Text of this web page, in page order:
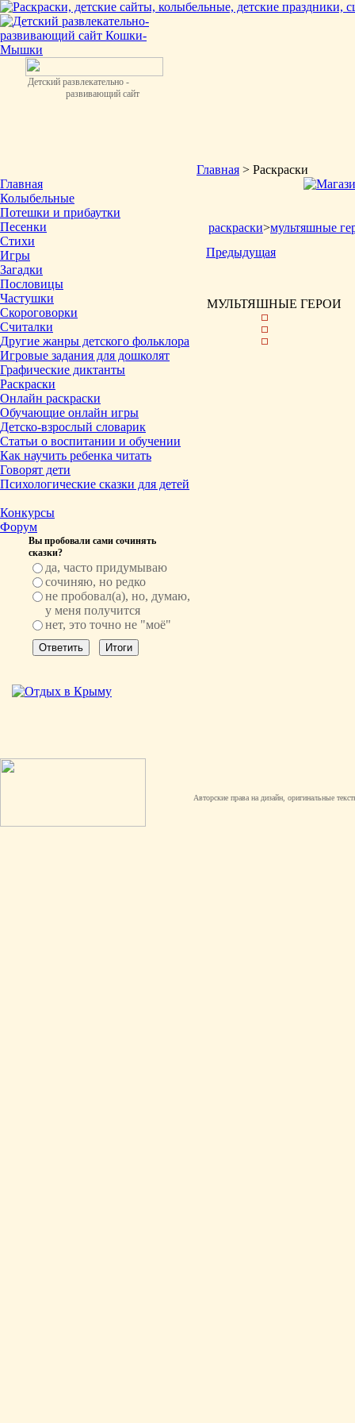
Детский развлекательно -
развивающий сайт
Главная
Колыбельные
Потешки и прибаутки
Песенки
Стихи
Игры
Загадки
Пословицы
Частушки
Скороговорки
Считалки
Другие жанры детского фольклора
Игровые задания для дошколят
Графические диктанты
Раскраски
Онлайн раскраски
Обучающие онлайн игры
Детско-взрослый словарик
Статьи о воспитании и обучении
Как научить ребенка читать
Говорят дети
Психологические сказки для детей
Конкурсы
Форум
Вы пробовали сами сочинять
сказки?
да, часто придумываю
сочиняю, но редко
не пробовал(а), но, думаю,
у меня получится
нет, это точно не "моё"
Главная > Раскраски
раскраски>мультяшные
Предыдущая
МУЛЬТЯШНЫЕ ГЕРОИ
Авторские права на дизайн, оригинальные